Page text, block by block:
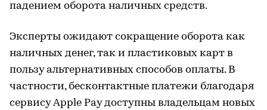
падением оборота наличных средств.
Эксперты ожидают сокращение оборота как
наличных денег, так и пластиковых карт в
пользу альтернативных способов оплаты. В
частности, бесконтактные платежи благодаря
сервису Apple Pay доступны владельцам новых